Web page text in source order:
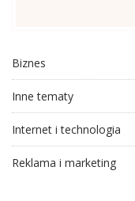
Biznes
Inne tematy
Internet i technologia
Reklama i marketing